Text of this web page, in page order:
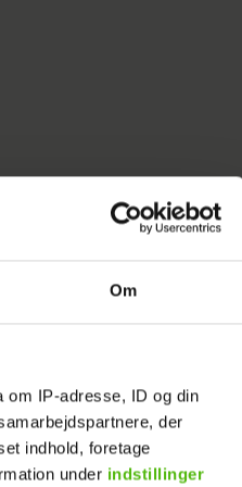
Om
om IP-adresse, ID og din
der
indhold, foretage
under indstillinger
hun
op